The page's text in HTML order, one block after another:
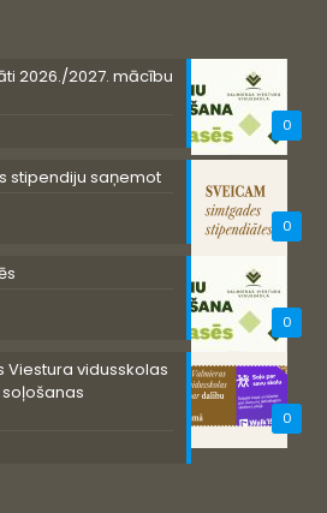
0
2026./2027. mācību
0
stipendiju saņemot
0
0
vidusskolas